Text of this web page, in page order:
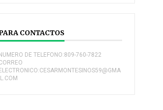
CONTACTOS
NUMERO DE TELEFONO:809-760-7822
ELECTRONICO:CESARMONTESINOS59@GMA
IL.COM